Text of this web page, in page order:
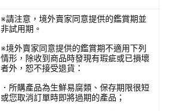
※請注意，境外賣家同意提供的鑑賞期並
非試用期。
※境外賣家同意提供的鑑賞期不適用下列
情形，除收到商品時發現有瑕疵或已損壞
者外，恕不接受退貨：
．所購產品為生鮮易腐類、保存期限很短
或您取消訂單時即將過期的產品；